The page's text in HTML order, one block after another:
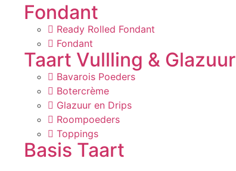
Fondant
Ready Rolled Fondant
Fondant
Taart Vullling & Glazuur
Bavarois Poeders
Botercrème
Glazuur en Drips
Roompoeders
Toppings
Basis Taart